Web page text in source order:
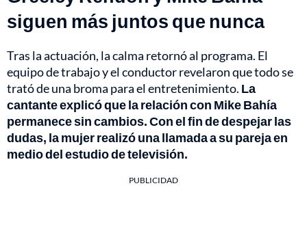
siguen más juntos que nunca
Tras la actuación, la calma retornó al programa. El
equipo de trabajo y el conductor revelaron que todo se
trató de una broma para el entretenimiento. La
cantante explicó que la relación con Mike Bahía
permanece sin cambios. Con el fin de despejar las
dudas, la mujer realizó una llamada a su pareja en
medio del estudio de televisión.
PUBLICIDAD